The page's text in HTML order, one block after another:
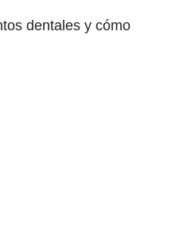
dentales y cómo